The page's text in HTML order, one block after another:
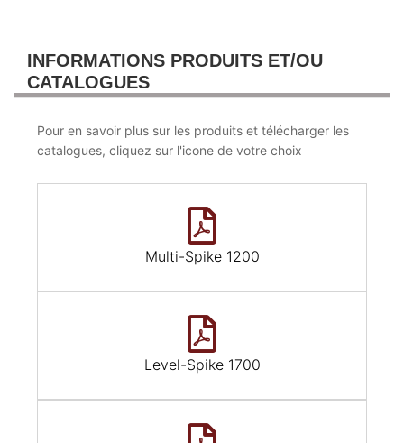
INFORMATIONS PRODUITS ET/OU
CATALOGUES
Pour en savoir plus sur les produits et télécharger les
catalogues, cliquez sur l'icone de votre choix
Multi-Spike 1200
Level-Spike 1700